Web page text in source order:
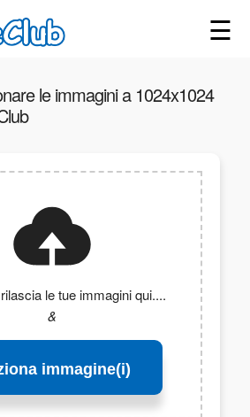
☰
le immagini a 1024x1024
le tue immagini qui....
&
immagine(i)